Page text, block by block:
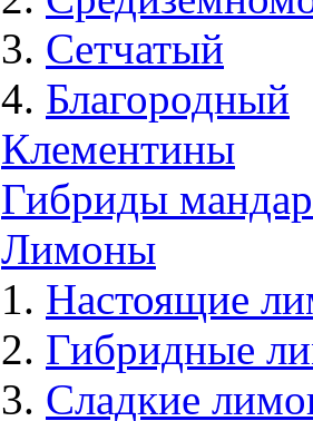
Сетчатый
Благородный
Клементины
Гибриды
Лимоны
Настоящие
Гибридные
Сладкие